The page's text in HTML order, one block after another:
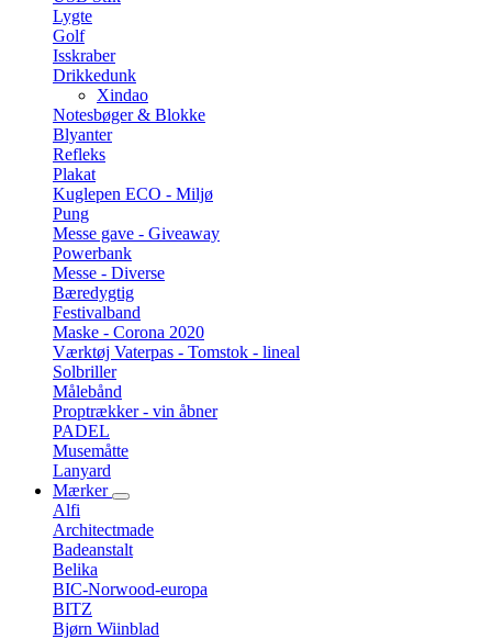
Lygte
Golf
Isskraber
Drikkedunk
Xindao
Notesbøger & Blokke
Blyanter
Refleks
Plakat
Kuglepen ECO - Miljø
Pung
Messe gave - Giveaway
Powerbank
Messe - Diverse
Bæredygtig
Festivalband
Maske - Corona 2020
Værktøj Vaterpas - Tomstok - lineal
Solbriller
Målebånd
Proptrækker - vin åbner
PADEL
Musemåtte
Lanyard
Mærker
Alfi
Architectmade
Badeanstalt
Belika
BIC-Norwood-europa
BITZ
Bjørn Wiinblad